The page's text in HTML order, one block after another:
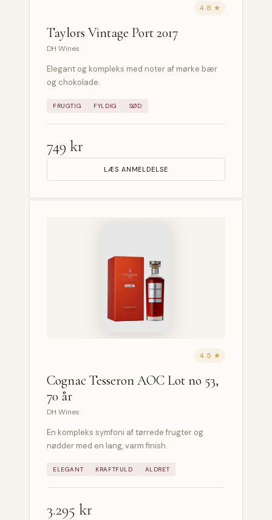
4.8 ★
Taylors Vintage Port 2017
DH Wines
Elegant og kompleks med noter af mørke bær
og chokolade.
FRUGTIG FYLDIG SØD
749 kr
LÆS ANMELDELSE
4.5 ★
Cognac Tesseron AOC Lot no 53,
70 år
DH Wines
En kompleks symfoni af tørrede frugter og
nødder med en lang, varm finish.
ELEGANT KRAFTFULD ALDRET
3.295 kr